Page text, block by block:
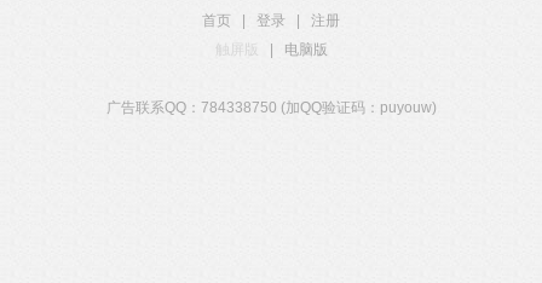
首页 登录
注册
触屏版
电脑版
广告联系QQ：784338750 (加QQ验证码：puyouw)